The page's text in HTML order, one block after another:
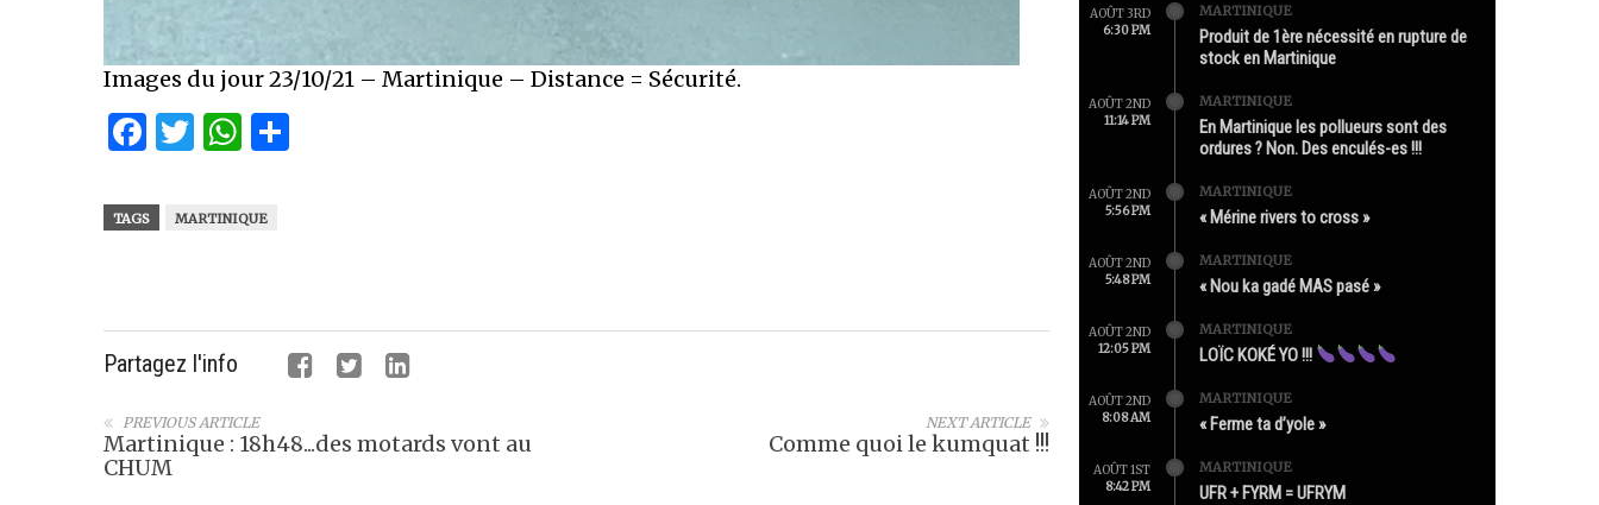
Images du jour 23/10/21 – Martinique – Distance = Sécurité.
Facebook
Twitter
WhatsApp
TAGS MARTINIQUE
Partagez l'info
NEXT ARTICLE
Comme quoi le kumquat !!!
PREVIOUS ARTICLE
Martinique : 18h48...des motards vont au
CHUM
AOÛT 3RD
6:30 PM
MARTINIQUE
Produit de 1ère nécessité en rupture de
stock en Martinique
AOÛT 2ND
11:14 PM
MARTINIQUE
En Martinique les pollueurs sont des
ordures ? Non. Des enculés-es !!!
AOÛT 2ND
5:56 PM
MARTINIQUE
« Mérine rivers to cross »
AOÛT 2ND
5:48 PM
MARTINIQUE
« Nou ka gadé MAS pasé »
AOÛT 2ND
12:05 PM
MARTINIQUE
LOÏC KOKÉ YO !!!
AOÛT 2ND
8:08 AM
MARTINIQUE
« Ferme ta d’yole »
AOÛT 1ST
8:42 PM
MARTINIQUE
UFR + FYRM = UFRYM